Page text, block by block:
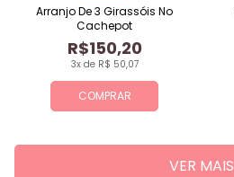
COMPRAR
3x de R$ 50,07
R$150,20
Arranjo De 3 Girassóis No
Cachepot
VER MAIS